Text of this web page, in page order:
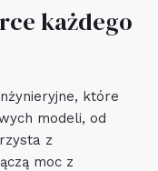
każdego
które
modeli, od
z
moc z